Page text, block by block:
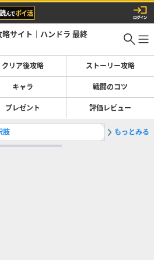
サイト｜ハンドラ 最終
クリア後攻略 ストーリー攻略
キャラ 戦闘のコツ
プレゼント 評価レビュー
肢 2
もっとみる